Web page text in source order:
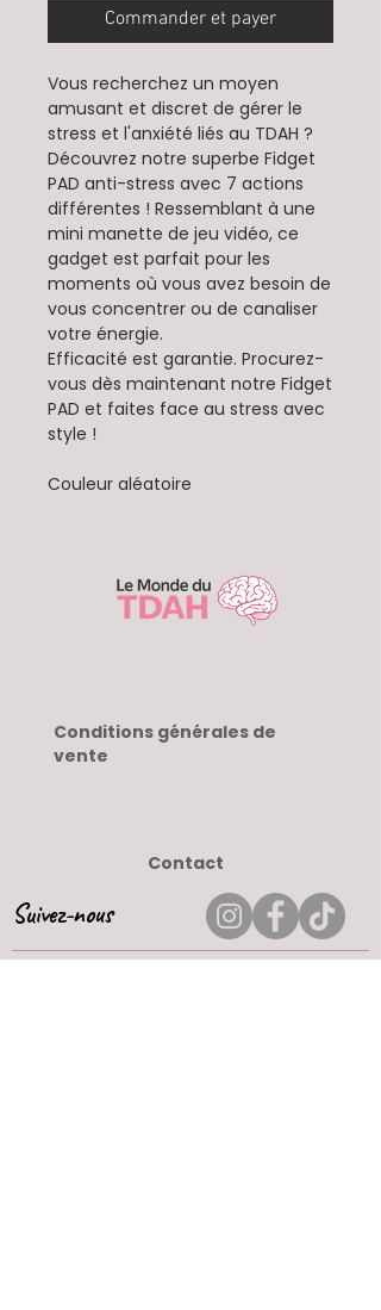
Commander et payer
Vous recherchez un moyen
amusant et discret de gérer le
stress et l'anxiété liés au TDAH ?
Découvrez notre superbe Fidget
PAD anti-stress avec 7 actions
différentes ! Ressemblant à une
mini manette de jeu vidéo, ce
gadget est parfait pour les
moments où vous avez besoin de
vous concentrer ou de canaliser
votre énergie.
Efficacité est garantie. Procurez-
vous dès maintenant notre Fidget
PAD et faites face au stress avec
style !
Couleur aléatoire
Conditions générales de
vente
Contact
Suivez-nous